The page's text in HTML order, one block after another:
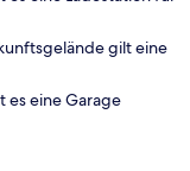
gilt eine
eine Garage